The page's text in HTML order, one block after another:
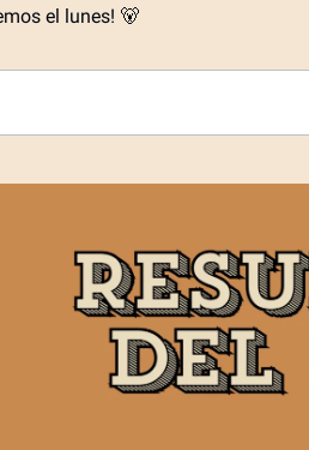
el lunes! 🐻